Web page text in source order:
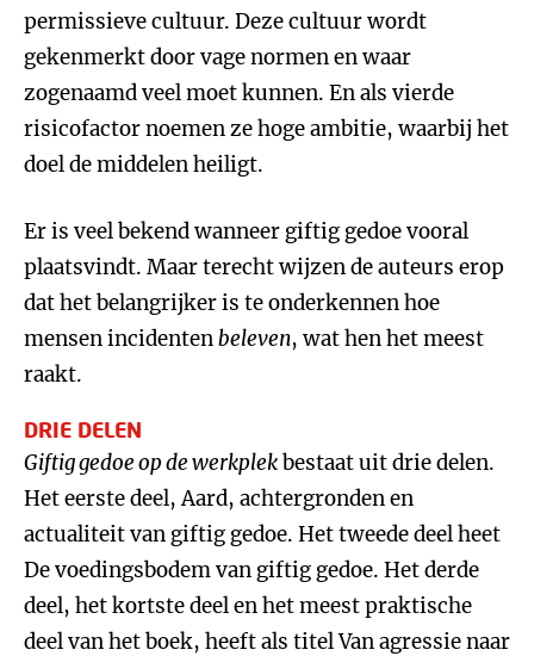
permissieve cultuur. Deze cultuur wordt
gekenmerkt door vage normen en waar
zogenaamd veel moet kunnen. En als vierde
risicofactor noemen ze hoge ambitie, waarbij het
doel de middelen heiligt.
Er is veel bekend wanneer giftig gedoe vooral
plaatsvindt. Maar terecht wijzen de auteurs erop
dat het belangrijker is te onderkennen hoe
mensen incidentenbeleven, wat hen het meest
raakt.
DRIE DELEN
Giftig gedoe op de werkplekbestaat uit drie delen.
Het eerste deel, Aard, achtergronden en
actualiteit van giftig gedoe. Het tweede deel heet
De voedingsbodem van giftig gedoe. Het derde
deel, het kortste deel en het meest praktische
deel van het boek, heeft als titel Van agressie naar